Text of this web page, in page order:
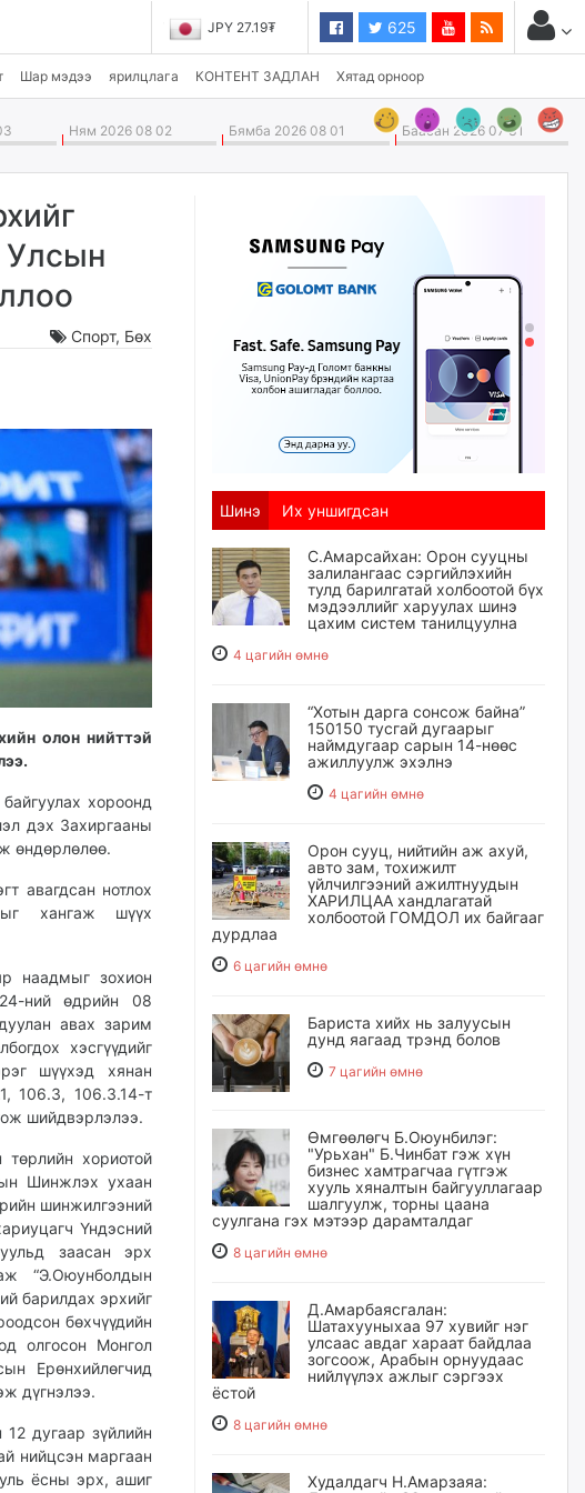
JPY 27.19₮ 625
Шар мэдээ ярилцлага КОНТЕНТ ЗАДЛАН Хятад орноор
Ням 2026 08 02 Бямба 2026 08 01 Баасан 2026 07 31
Улсын
Спорт, Бөх
олон нийттэй
хороонд
дэх Захиргааны
өндөрлөлөө.
авагдсан нотлох
хангаж шүүх
наадмыг зохион
ний өдрийн 08
авах зарим
хэсгүүдийг
шүүхэд хянан
106.3, 106.3.14-т
шийдвэрлэлээ.
хориотой
Шинжлэх ухаан
шинжилгээний
Үндэсний
заасан эрх
“Э.Оюунболдын
барилдах эрхийг
бөхчүүдийн
олгосон Монгол
Ерөнхийлөгчид
дүгнэлээ.
дугаар зүйлийн
нийцсэн маргаан
ёсны эрх, ашиг
Шинэ Их уншигдсан
С.Амарсайхан: Орон сууцны
залилангаас сэргийлэхийн
тулд барилгатай холбоотой бүх
мэдээллийг харуулах шинэ
цахим систем танилцуулна
4 цагийн өмнө
“Хотын дарга сонсож байна”
150150 тусгай дугаарыг
наймдугаар сарын 14-нөөс
ажиллуулж эхэлнэ
4 цагийн өмнө
Орон сууц, нийтийн аж ахуй,
авто зам, тохижилт
үйлчилгээний ажилтнуудын
ХАРИЛЦАА хандлагатай
холбоотой ГОМДОЛ их байгааг
дурдлаа
6 цагийн өмнө
Бариста хийх нь залуусын
дунд яагаад трэнд болов
7 цагийн өмнө
Өмгөөлөгч Б.Оюунбилэг:
"Урьхан" Б.Чинбат гэж хүн
бизнес хамтрагчаа гүтгэж
хууль хяналтын байгууллагаар
шалгуулж, торны цаана
суулгана гэх мэтээр дарамталдаг
8 цагийн өмнө
Д.Амарбаясгалан:
Шатахууныхаа 97 хувийг нэг
улсаас авдаг хараат байдлаа
зогсоож, Арабын орнуудаас
нийлүүлэх ажлыг сэргээх
ёстой
8 цагийн өмнө
Худалдагч Н.Амарзаяа: